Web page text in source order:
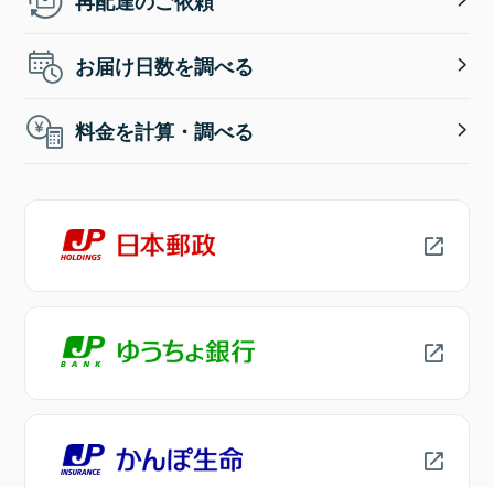
お届け日数を調べる
料金を計算・調べる